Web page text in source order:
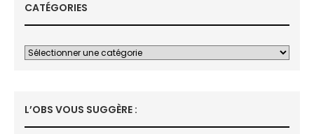
CATÉGORIES
L’OBS VOUS SUGGÈRE :